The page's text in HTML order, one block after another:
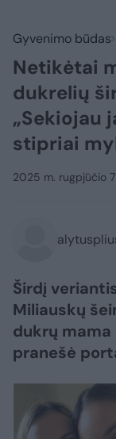
Gyvenimo būdas
Netikėtai
dukrelių
„Sekiojau
stipriai
2025 m. rugpjūčio 7
Širdį
Miliauskų
dukrų mama
pranešė